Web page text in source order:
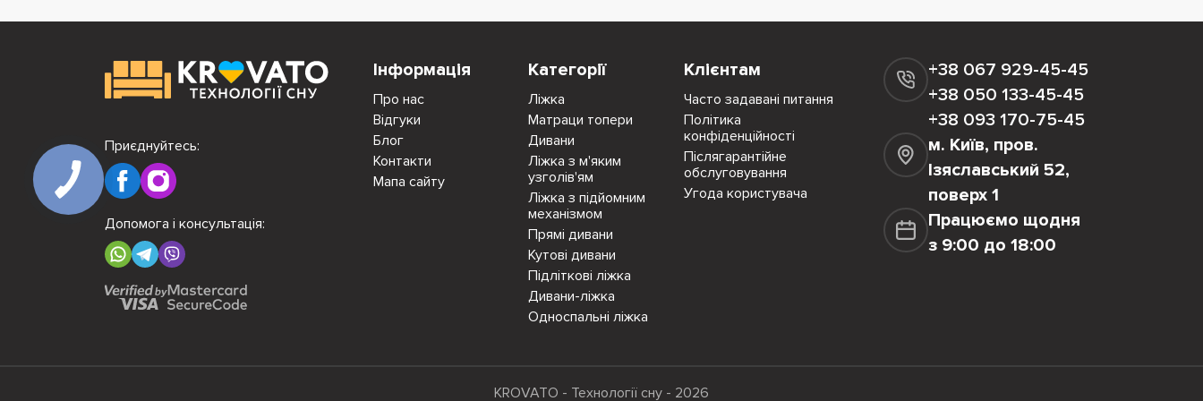
Інформація
Про нас
Відгуки
Блог
Контакти
Мапа сайту
Категорії
Ліжка
Матраци топери
Дивани
Ліжка з м'яким
узголів'ям
Ліжка з підйомним
механізмом
Прямі дивани
Кутові дивани
Підліткові ліжка
Дивани-ліжка
Односпальні ліжка
Клієнтам
Часто задавані питання
Політика
конфіденційності
Післягарантійне
обслуговування
Угода користувача
+38 067 929-45-45
+38 050 133-45-45
+38 093 170-75-45
м. Київ, пров.
Ізяславський 52,
поверх 1
Працюємо щодня
з 9:00 до 18:00
Приєднуйтесь:
Допомога і консультація:
KROVATO - Технології сну - 2026